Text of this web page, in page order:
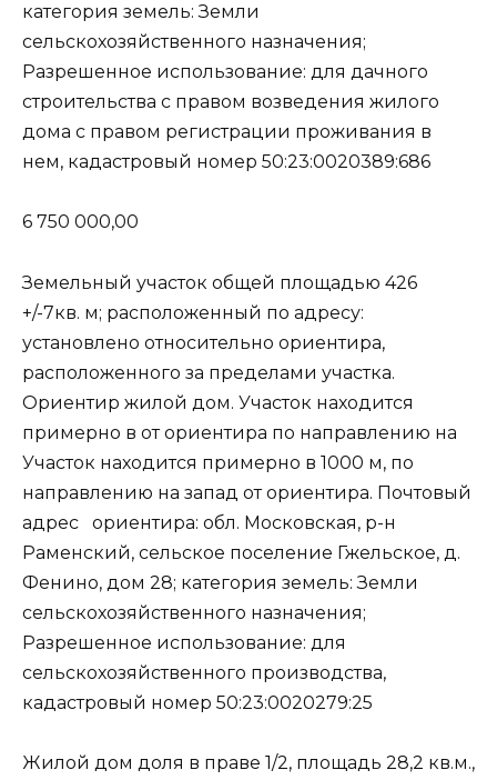
категория земель: Земли
сельскохозяйственного назначения;
Разрешенное использование: для дачного
строительства с правом возведения жилого
дома с правом регистрации проживания в
нем, кадастровый номер 50:23:0020389:686
6 750 000,00
Земельный участок общей площадью 426
+/-7кв. м; расположенный по адресу:
установлено относительно ориентира,
расположенного за пределами участка.
Ориентир жилой дом. Участок находится
примерно в от ориентира по направлению на
Участок находится примерно в 1000 м, по
направлению на запад от ориентира. Почтовый
адрес ориентира: обл. Московская, р-н
Раменский, сельское поселение Гжельское, д.
Фенино, дом 28; категория земель: Земли
сельскохозяйственного назначения;
Разрешенное использование: для
сельскохозяйственного производства,
кадастровый номер 50:23:0020279:25
Жилой дом доля в праве 1/2, площадь 28,2 кв.м.,